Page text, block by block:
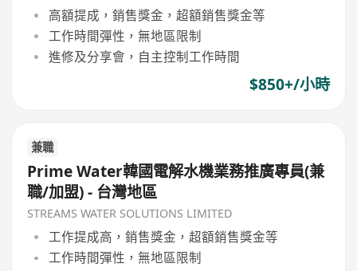
高額提成，銷售獎金，超額銷售獎金等
工作時間彈性，無地區限制
進修及分享會，自主控制工作時間
$850+/小時
兼職
Prime Water韓國電解水機業務推廣專員(兼
職/加盟) - 台灣地區
STREAMS WATER SOLUTIONS LIMITED
工作提成高，銷售獎金，超額銷售獎金等
工作時間彈性，無地區限制